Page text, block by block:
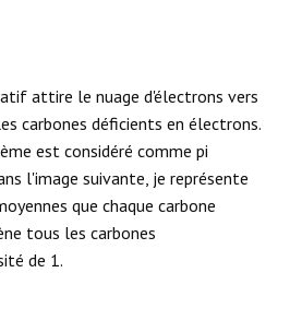
attire le nuage d'électrons vers
carbones déficients en électrons.
est considéré comme pi
l'image suivante, je représente
que chaque carbone
tous les carbones
de 1.